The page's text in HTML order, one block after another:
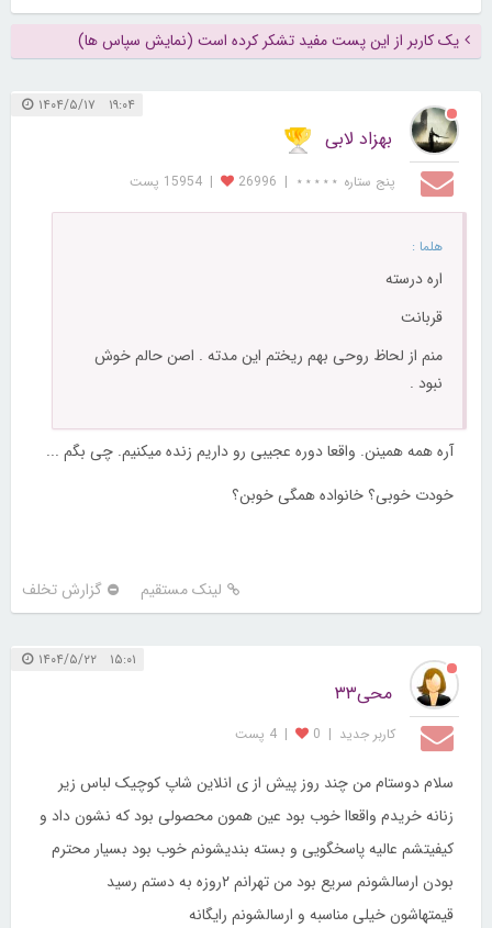
یک کاربر از این پست مفید تشکر کرده است (نمایش سپاس ها)
۱۹:۰۴ ۱۴۰۴/۵/۱۷
بهزاد لابی
پنج ستاره ⋆⋆⋆⋆⋆ |
26996
| 15954 پست
هلما :
اره درسته
قربانت
منم از لحاظ روحی بهم ریختم این مدته . اصن حالم خوش
نبود .
آره همه همینن. واقعا دوره عجیبی رو داریم زنده میکنیم. چی بگم ...
خودت خوبی؟ خانواده همگی خوبن؟
لینک مستقیم گزارش تخلف
۱۵:۰۱ ۱۴۰۴/۵/۲۲
محی۳۳
کاربر جديد |
0
| 4 پست
سلام دوستام من چند روز پیش از ی انلاین شاپ کوچیک لباس زیر
زنانه خریدم واقعاا خوب بود عین همون محصولی بود که نشون داد و
کیفیتشم عالیه پاسخگویی و بسته بندیشونم خوب بود بسیار محترم
بودن ارسالشونم سریع بود من تهرانم ۲روزه به دستم رسید
قیمتهاشون خیلی مناسبه و ارسالشونم رایگانه